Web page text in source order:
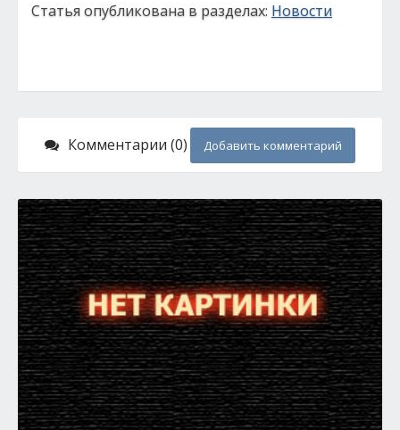
Статья опубликована в разделах: Новости
Комментарии (0) Добавить комментарий